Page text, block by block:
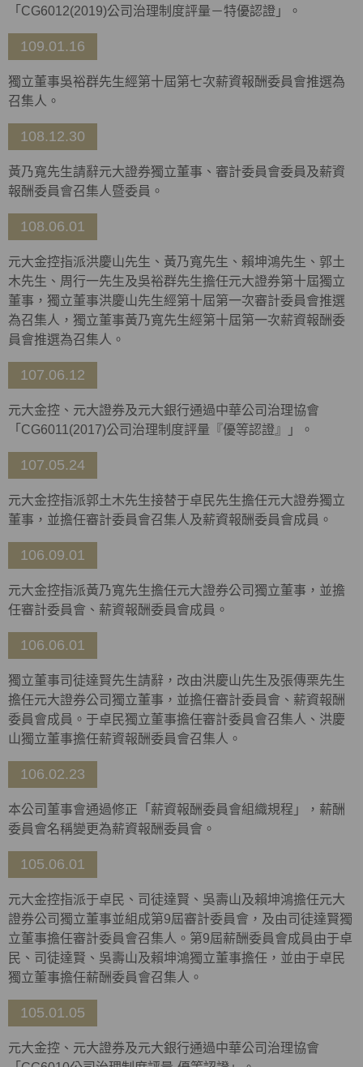
「CG6012(2019)公司治理制度評量－特優認證」。
109.01.16
獨立董事吳裕群先生經第十屆第七次薪資報酬委員會推選為
召集人。
108.12.30
黃乃寬先生請辭元大證券獨立董事、審計委員會委員及薪資
報酬委員會召集人暨委員。
108.06.01
元大金控指派洪慶山先生、黃乃寬先生、賴坤鴻先生、郭土
木先生、周行一先生及吳裕群先生擔任元大證券第十屆獨立
董事，獨立董事洪慶山先生經第十屆第一次審計委員會推選
為召集人，獨立董事黃乃寬先生經第十屆第一次薪資報酬委
員會推選為召集人。
107.06.12
元大金控、元大證券及元大銀行通過中華公司治理協會
「CG6011(2017)公司治理制度評量『優等認證』」。
107.05.24
元大金控指派郭土木先生接替于卓民先生擔任元大證券獨立
董事，並擔任審計委員會召集人及薪資報酬委員會成員。
106.09.01
元大金控指派黃乃寬先生擔任元大證券公司獨立董事，並擔
任審計委員會、薪資報酬委員會成員。
106.06.01
獨立董事司徒達賢先生請辭，改由洪慶山先生及張傳栗先生
擔任元大證券公司獨立董事，並擔任審計委員會、薪資報酬
委員會成員。于卓民獨立董事擔任審計委員會召集人、洪慶
山獨立董事擔任薪資報酬委員會召集人。
106.02.23
本公司董事會通過修正「薪資報酬委員會組織規程」，薪酬
委員會名稱變更為薪資報酬委員會。
105.06.01
元大金控指派于卓民、司徒達賢、吳壽山及賴坤鴻擔任元大
證券公司獨立董事並組成第9屆審計委員會，及由司徒達賢獨
立董事擔任審計委員會召集人。第9屆薪酬委員會成員由于卓
民、司徒達賢、吳壽山及賴坤鴻獨立董事擔任，並由于卓民
獨立董事擔任薪酬委員會召集人。
105.01.05
元大金控、元大證券及元大銀行通過中華公司治理協會